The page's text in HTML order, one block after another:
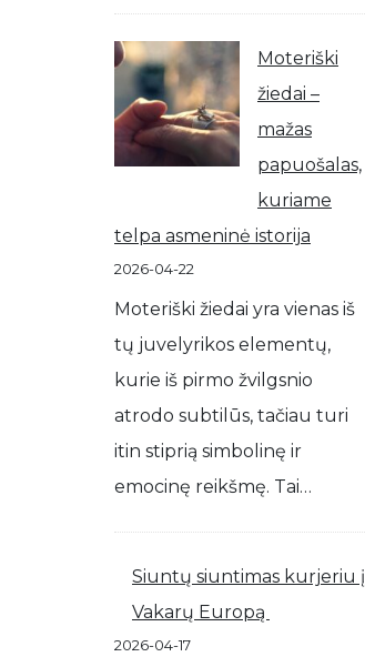
Moteriški
žiedai –
mažas
papuošalas,
kuriame
telpa asmeninė istorija
2026-04-22
Moteriški žiedai yra vienas iš
tų juvelyrikos elementų,
kurie iš pirmo žvilgsnio
atrodo subtilūs, tačiau turi
itin stiprią simbolinę ir
emocinę reikšmę. Tai…
Siuntų siuntimas kurjeriu į
Vakarų Europą
2026-04-17